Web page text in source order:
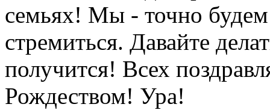
семьях! Мы - точно
стремиться. Давайте
получится! Всех
Рождеством! Ура!